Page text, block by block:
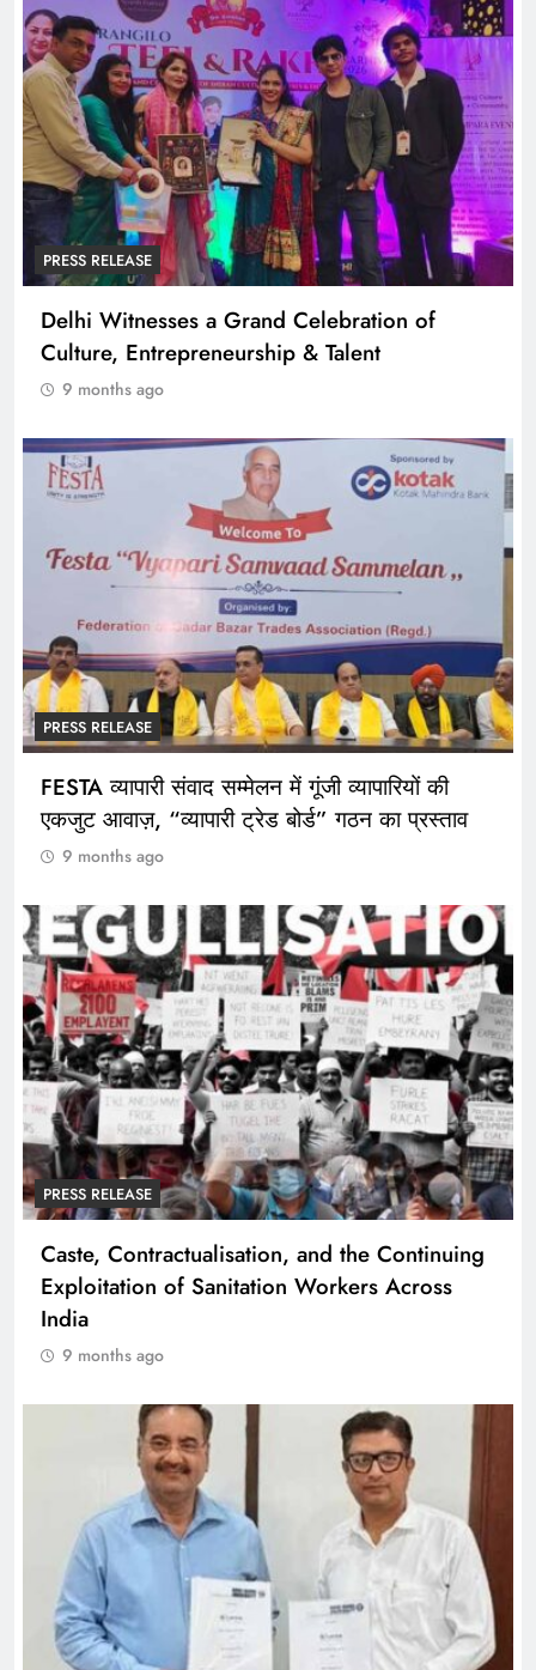
PRESS RELEASE
Delhi Witnesses a Grand Celebration of
Culture, Entrepreneurship & Talent
9 months ago
PRESS RELEASE
FESTA व्यापारी संवाद सम्मेलन में गूंजी व्यापारियों की
एकजुट आवाज़, “व्यापारी ट्रेड बोर्ड” गठन का प्रस्ताव
9 months ago
PRESS RELEASE
Caste, Contractualisation, and the Continuing
Exploitation of Sanitation Workers Across
India
9 months ago